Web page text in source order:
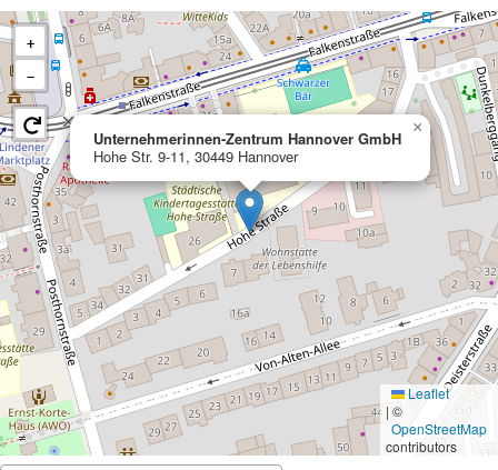
Unternehmerinnen-Zentrum Hannover GmbH
Hohe Str. 9-11, 30449 Hannover
×
+
−
Leaflet
| ©
OpenStreetMap
contributors